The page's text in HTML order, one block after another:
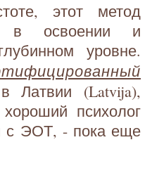
этот метод
в освоении и
уровне.
Латвии (Latvija),
психолог
с ЭОТ, - пока еще